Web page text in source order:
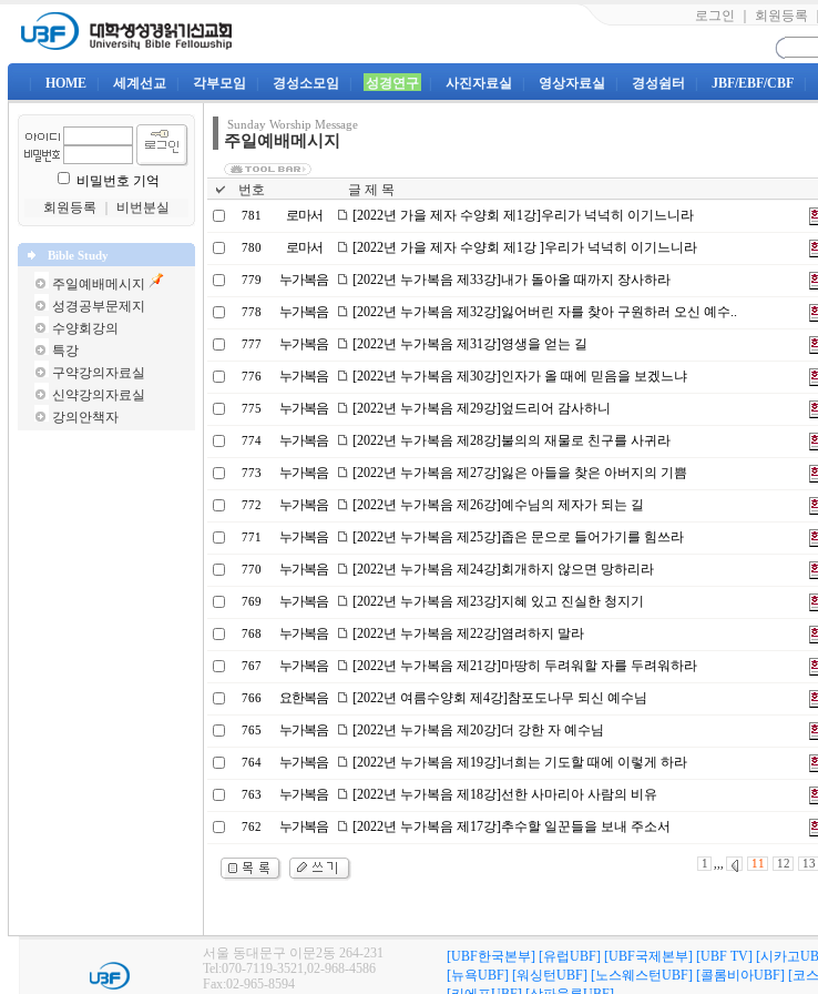
로그인 회원등록
HOME 세계선교 각부모임 경성소모임 성경연구 사진자료실 영상자료실 경성쉼터 JBF/EBF/CBF
비밀번호 기억
회원등록
비번분실
Bible Study
주일예배메시지
성경공부문제지
수양회강의
특강
구약강의자료실
신약강의자료실
강의안책자
Sunday Worship Message
주일예배메시지
번호 글 제 목
781 로마서 [2022년 가을 제자 수양회 제1강]우리가 넉넉히 이기느니라
780 로마서 [2022년 가을 제자 수양회 제1강 ]우리가 넉넉히 이기느니라
779 누가복음 [2022년 누가복음 제33강]내가 돌아올 때까지 장사하라
778 누가복음 [2022년 누가복음 제32강]잃어버린 자를 찾아 구원하러 오신 예수..
777 누가복음 [2022년 누가복음 제31강]영생을 얻는 길
776 누가복음 [2022년 누가복음 제30강]인자가 올 때에 믿음을 보겠느냐
775 누가복음 [2022년 누가복음 제29강]엎드리어 감사하니
774 누가복음 [2022년 누가복음 제28강]불의의 재물로 친구를 사귀라
773 누가복음 [2022년 누가복음 제27강]잃은 아들을 찾은 아버지의 기쁨
772 누가복음 [2022년 누가복음 제26강]예수님의 제자가 되는 길
771 누가복음 [2022년 누가복음 제25강]좁은 문으로 들어가기를 힘쓰라
770 누가복음 [2022년 누가복음 제24강]회개하지 않으면 망하리라
769 누가복음 [2022년 누가복음 제23강]지혜 있고 진실한 청지기
768 누가복음 [2022년 누가복음 제22강]염려하지 말라
767 누가복음 [2022년 누가복음 제21강]마땅히 두려워할 자를 두려워하라
766 요한복음 [2022년 여름수양회 제4강]참포도나무 되신 예수님
765 누가복음 [2022년 누가복음 제20강]더 강한 자 예수님
764 누가복음 [2022년 누가복음 제19강]너희는 기도할 때에 이렇게 하라
763 누가복음 [2022년 누가복음 제18강]선한 사마리아 사람의 비유
762 누가복음 [2022년 누가복음 제17강]추수할 일꾼들을 보내 주소서
1 ,,, 11 12 13
서울 동대문구 이문2동 264-231
Tel:070-7119-3521,02-968-4586
Fax:02-965-8594
[UBF한국본부] [유럽UBF] [UBF국제본부] [UBF TV] [시카고
[뉴욕UBF] [워싱턴UBF] [노스웨스턴UBF] [콜롬비아UBF] [코